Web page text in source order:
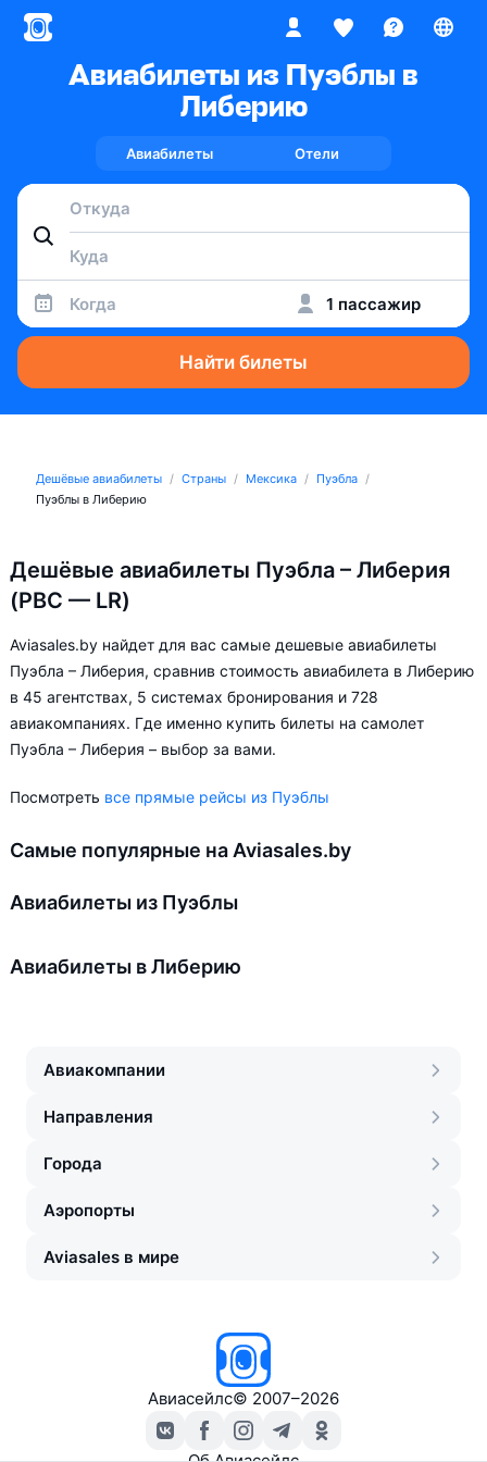
Авиабилеты из Пуэблы в
Либерию
Авиабилеты Отели
Когда 1 пассажир
Найти билеты
Дешёвые авиабилеты Страны Мексика
Пуэбла
Пуэблы в Либерию
Дешёвые авиабилеты Пуэбла – Либерия
(PBC — LR)
Aviasales.by найдет для вас самые дешевые авиабилеты
Пуэбла – Либерия, сравнив стоимость авиабилета в Либерию
в 45 агентствах, 5 системах бронирования и 728
авиакомпаниях. Где именно купить билеты на самолет
Пуэбла – Либерия – выбор за вами.
Посмотреть все прямые рейсы из Пуэблы
Самые популярные на Aviasales.by
Авиабилеты из Пуэблы
Авиабилеты в Либерию
Авиакомпании
Направления
Города
Аэропорты
Aviasales в мире
Авиасейлс© 2007–2026